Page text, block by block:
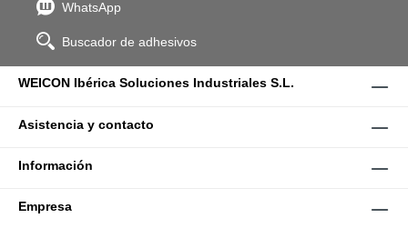
WhatsApp
Buscador de adhesivos
WEICON Ibérica Soluciones Industriales S.L.
Asistencia y contacto
Información
Empresa